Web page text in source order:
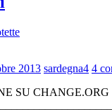
2013 sardegna4 4
SU CHANGE.ORG